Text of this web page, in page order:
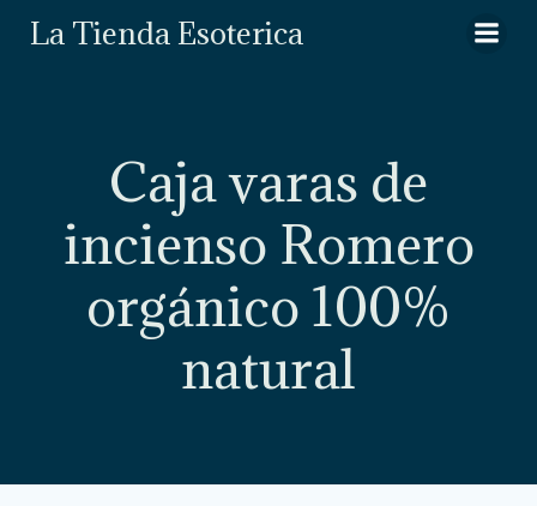
La Tienda Esoterica
Caja varas de
incienso Romero
orgánico 100%
natural